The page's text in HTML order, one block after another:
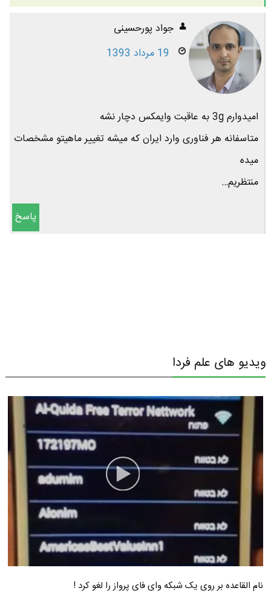
جواد پورحسینی
19 مرداد 1393
امیدوارم 3g به عاقبت وایمکس دچار نشه
متاسفانه هر فناوری وارد ایران که میشه تغییر ماهیتو مشخصات
میده
منتظریم…
پاسخ
ویدیو های علم فردا
نام القاعده بر روی یک شبکه وای فای پرواز را لغو کرد !